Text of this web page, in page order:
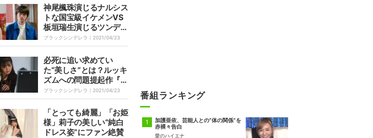
神尾楓珠演じるナルシス
トな国宝級イケメンVS
板垣瑞生演じるツンデレ
なミステリアスボーイ 2
人のイケメンとの恋路も
気になる『ブラックシン
デレラ』
ブラックシンデレラ｜ 2021/04/23
必死に追い求めてい
た“美しさ”とは？ルッキ
ズムへの問題提起作『ブ
ラックシンデレラ』第1
話 ド平凡女子・愛波
（莉子）がミスコンに出
場するも…
ブラックシンデレラ｜ 2021/04/23
「とっても綺麗」「お姫
様」莉子の美しい“純白
ドレス姿”にファン絶賛
番組ランキング
加護亜依、芸能人との“体の関係”を
赤裸々告白
愛のハイエナ